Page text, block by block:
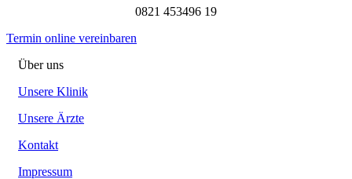
0821 453496 19
Termin online vereinbaren
Über uns
Unsere Klinik
Unsere Ärzte
Kontakt
Impressum